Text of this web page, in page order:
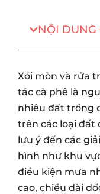
NỘI DUNG
Xói mòn và rửa
tác cà phê là
nhiêu đất trồng
trên các loại đất
lưu ý đến các
hình như khu
điều kiện mưa
cao, chiều dài